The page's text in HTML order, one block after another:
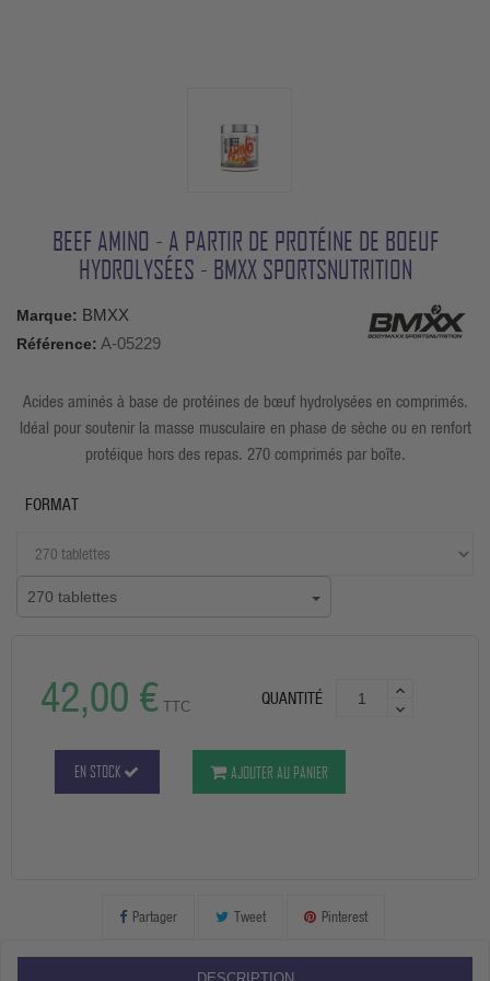
BEEF AMINO - A PARTIR DE PROTÉINE DE BOEUF
HYDROLYSÉES - BMXX SPORTSNUTRITION
Marque: BMXX
Référence: A-05229
Acides aminés à base de protéines de bœuf hydrolysées en comprimés.
Idéal pour soutenir la masse musculaire en phase de sèche ou en renfort
protéique hors des repas. 270 comprimés par boîte.
FORMAT
270 tablettes
42,00 € TTC QUANTITÉ
EN STOCK AJOUTER AU PANIER
Partager Tweet Pinterest